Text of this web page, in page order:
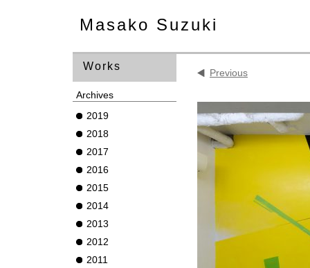
Masako Suzuki
Previous
Works
Archives
2019
2018
2017
2016
2015
2014
2013
2012
2011